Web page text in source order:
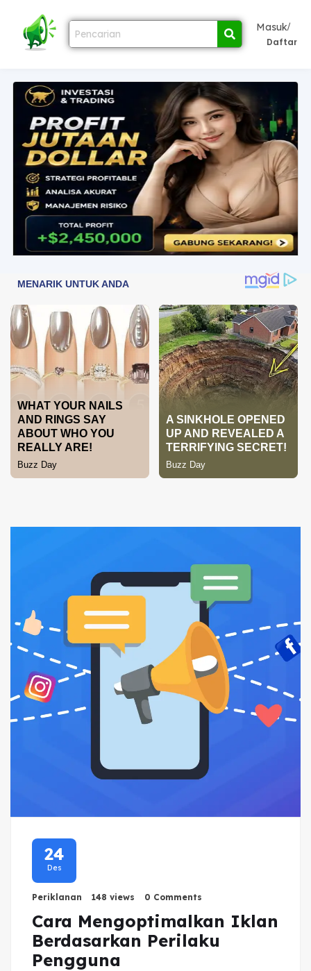
Masuk/
Daftar
24
Des
Periklanan 148 views 0 Comments
Cara Mengoptimalkan Iklan
Berdasarkan Perilaku
Pengguna